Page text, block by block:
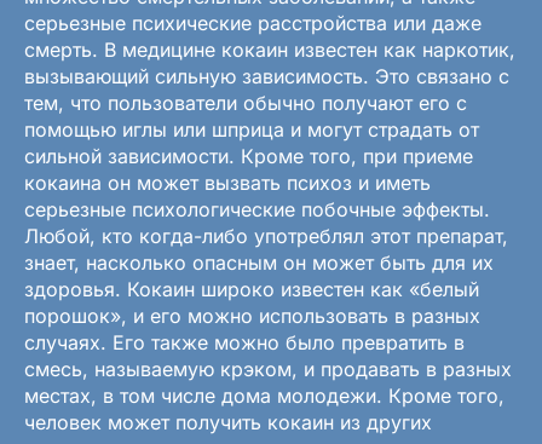
серьезные психические расстройства или даже
смерть. В медицине кокаин известен как наркотик,
вызывающий сильную зависимость. Это связано с
тем, что пользователи обычно получают его с
помощью иглы или шприца и могут страдать от
сильной зависимости. Кроме того, при приеме
кокаина он может вызвать психоз и иметь
серьезные психологические побочные эффекты.
Любой, кто когда-либо употреблял этот препарат,
знает, насколько опасным он может быть для их
здоровья. Кокаин широко известен как «белый
порошок», и его можно использовать в разных
случаях. Его также можно было превратить в
смесь, называемую крэком, и продавать в разных
местах, в том числе дома молодежи. Кроме того,
человек может получить кокаин из других